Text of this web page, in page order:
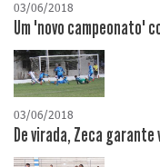
03/06/2018
Um "novo campeonato"
03/06/2018
De virada, Zeca